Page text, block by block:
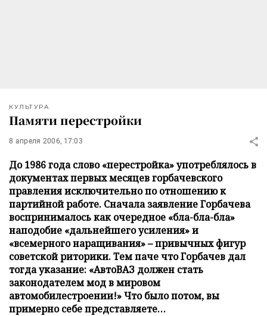
КУЛЬТУРА
Памяти перестройки
8 апреля 2006, 17:03
До 1986 года слово «перестройка» употреблялось в
документах первых месяцев горбачевского
правления исключительно по отношению к
партийной работе. Сначала заявление Горбачева
воспринималось как очередное «бла-бла-бла»
наподобие «дальнейшего усиления» и
«всемерного наращивания» – привычных фигур
советской риторики. Тем паче что Горбачев дал
тогда указание: «АвтоВАЗ должен стать
законодателем мод в мировом
автомобилестроении!» Что было потом, вы
примерно себе представляете…